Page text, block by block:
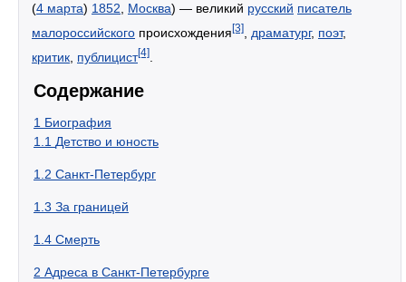
(4 марта) 1852 Москва) — великий русский писатель
малороссийского происхождения[3] драматург, поэт,
критик публицист[4]
Содержание
1 Биография
1.1 Детство и юность
1.2 Санкт-Петербург
1.3 За границей
1.4 Смерть
2 Адреса в Санкт-Петербурге